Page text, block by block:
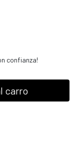
confianza!
carro